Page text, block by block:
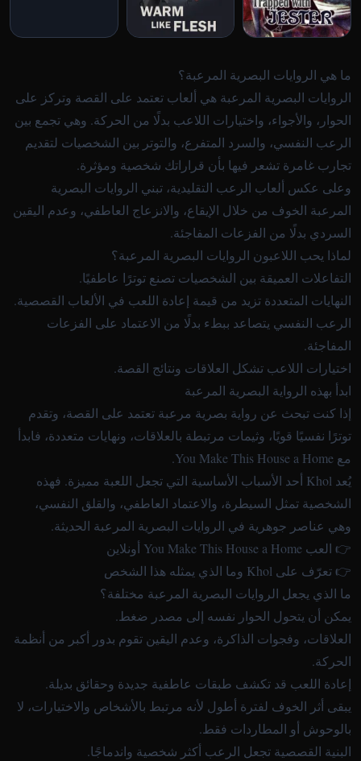
ما هي الروايات البصرية المرعبة؟
الروايات البصرية المرعبة هي ألعاب تعتمد على القصة وتركز على
الحوار، والأجواء، واختيارات اللاعب بدلًا من الحركة. وهي تجمع بين
الرعب النفسي، والسرد المتفرع، والتوتر بين الشخصيات لتقديم
تجارب غامرة تشعر فيها بأن قراراتك شخصية ومؤثرة.
وعلى عكس ألعاب الرعب التقليدية، تبني الروايات البصرية
المرعبة الخوف من خلال الإيقاع، والانزعاج العاطفي، وعدم اليقين
السردي بدلًا من الفزعات المفاجئة.
لماذا يحب اللاعبون الروايات البصرية المرعبة؟
التفاعلات العميقة بين الشخصيات تصنع توترًا عاطفيًا.
النهايات المتعددة تزيد من قيمة إعادة اللعب في الألعاب القصصية.
الرعب النفسي يتصاعد ببطء بدلًا من الاعتماد على الفزعات
المفاجئة.
اختيارات اللاعب تشكل العلاقات ونتائج القصة.
ابدأ بهذه الرواية البصرية المرعبة
إذا كنت تبحث عن رواية بصرية مرعبة تعتمد على القصة، وتقدم
توترًا نفسيًا قويًا، وثيمات مرتبطة بالعلاقات، ونهايات متعددة، فابدأ
مع You Make This House a Home
.
يُعد Khol أحد الأسباب الأساسية التي تجعل اللعبة مميزة. فهذه
الشخصية تمثل السيطرة، والاعتماد العاطفي، والقلق النفسي،
وهي عناصر جوهرية في الروايات البصرية المرعبة الحديثة.
👉 العب You Make This House a Home أونلاين
👉 تعرّف على Khol وما الذي يمثله هذا الشخص
ما الذي يجعل الروايات البصرية المرعبة مختلفة؟
يمكن أن يتحول الحوار نفسه إلى مصدر ضغط.
العلاقات، وفجوات الذاكرة، وعدم اليقين تقوم بدور أكبر من أنظمة
الحركة.
إعادة اللعب قد تكشف طبقات عاطفية جديدة وحقائق بديلة.
يبقى أثر الخوف لفترة أطول لأنه مرتبط بالأشخاص والاختيارات، لا
بالوحوش أو المطاردات فقط.
البنية القصصية تجعل الرعب أكثر شخصية واندماجًا.